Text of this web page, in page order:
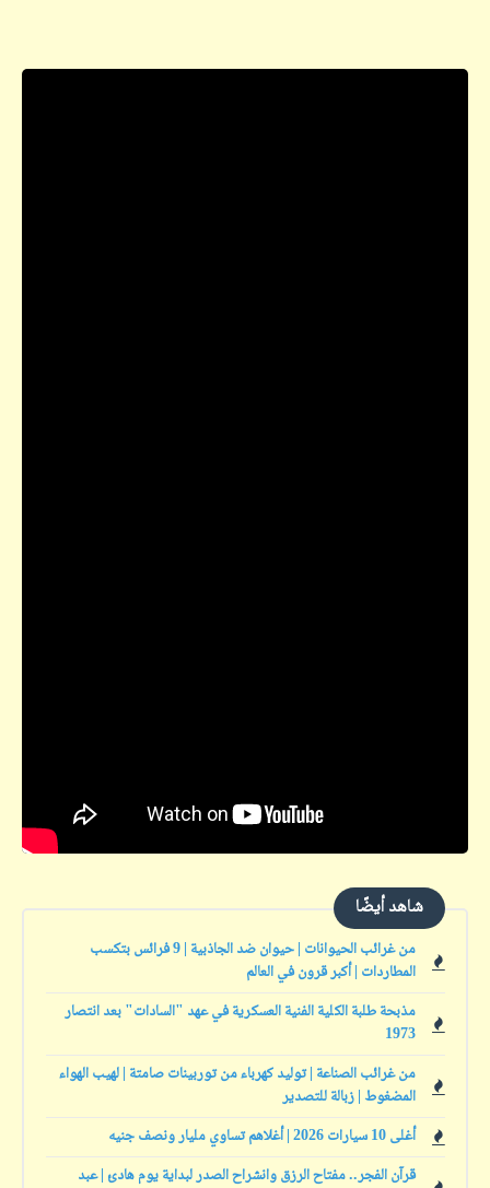
شاهد أيضًا
من غرائب الحيوانات | حيوان ضد الجاذبية | 9 فرائس بتكسب
المطاردات | أكبر قرون في العالم
مذبحة طلبة الكلية الفنية العسكرية في عهد "السادات" بعد انتصار
1973
من غرائب الصناعة | توليد كهرباء من توربينات صامتة | لهيب الهواء
المضغوط | زبالة للتصدير
أغلى 10 سيارات 2026 | أغلاهم تساوي مليار ونصف جنيه
قرآن الفجر.. مفتاح الرزق وانشراح الصدر لبداية يوم هادئ | عبد